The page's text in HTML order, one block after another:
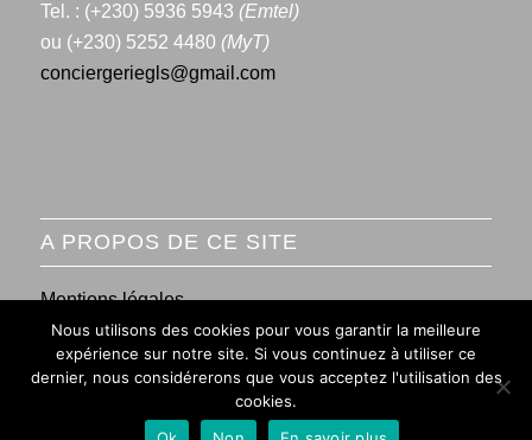
Tel. : (+230) 5936 5943 (Emtel)
ou (+230) 5252 4480 (MyT)
conciergeriegls@gmail.com
A PROPOS DE CE SITE
Mentions légales
Conditions générales de vente
Nous utilisons des cookies pour vous garantir la meilleure
expérience sur notre site. Si vous continuez à utiliser ce
dernier, nous considérerons que vous acceptez l'utilisation des
cookies.